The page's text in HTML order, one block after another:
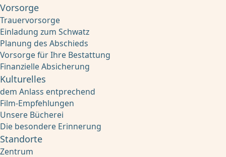
Vorsorge
Trauervorsorge
Einladung zum Schwatz
Planung des Abschieds
Vorsorge für Ihre Bestattung
Finanzielle Absicherung
Kulturelles
dem Anlass entprechend
Film-Empfehlungen
Unsere Bücherei
Die besondere Erinnerung
Standorte
Zentrum